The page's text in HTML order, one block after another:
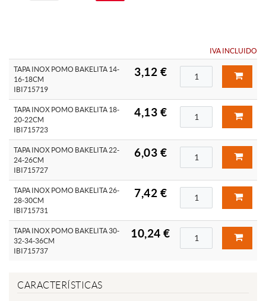
IVA INCLUIDO
TAPA INOX POMO BAKELITA 14-
16-18CM
IBI715719
3,12 €
TAPA INOX POMO BAKELITA 18-
20-22CM
IBI715723
4,13 €
TAPA INOX POMO BAKELITA 22-
24-26CM
IBI715727
6,03 €
TAPA INOX POMO BAKELITA 26-
28-30CM
IBI715731
7,42 €
TAPA INOX POMO BAKELITA 30-
32-34-36CM
IBI715737
10,24 €
CARACTERÍSTICAS